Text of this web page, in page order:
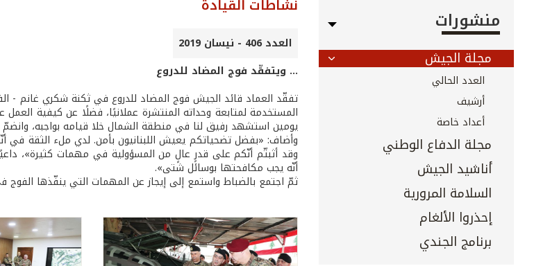
منشورات
مجلة الجيش
العدد الحالي
أرشيف
أعداد خاصة
مجلة الدفاع الوطني
أناشيد الجيش
السلامة المرورية
إحذروا الألغام
برنامج الجندي
نشاطات القيادة
العدد 406 - نيسان 2019
... ويتفقّد فوج المضاد للدروع
تفقّد العماد قائد الجيش فوج المضاد للدروع في ثكنة شكري غانم -
المستخدمة لمتابعة وحداته المنتشرة عملانيًا، فضلًا عن كيفية
يومين استشهد رفيق لنا في منطقة الشمال خلا قيامه بواجبه،
وأضاف: «بفضل تضحياتكم يعيش اللبنانيون بأمن. لدي ملء الثقة
وقد أثبتّم أنّكم على قدرٍ عالٍ من المسؤولية في مهمات كثيرة»،
أنّه يجب مكافحتها بوسائل شتى».
ثمّ اجتمع بالضباط واستمع إلى إيجاز عن المهمات التي ينفّذها